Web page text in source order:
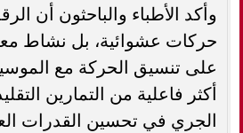
وأكد الأطباء والباحثون أن
حركات عشوائية، بل نشاط
على تنسيق الحركة مع
أكثر فاعلية من التمارين
الجري في تحسين القدرات